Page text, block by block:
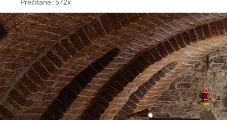
Prečítané: 572x